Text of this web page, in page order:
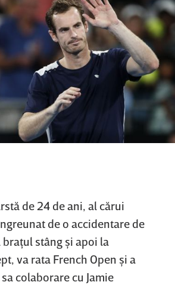
de 24 de ani, al cărui
de o accidentare de
stâng şi apoi la
va rata French Open şi a
colaborare cu Jamie